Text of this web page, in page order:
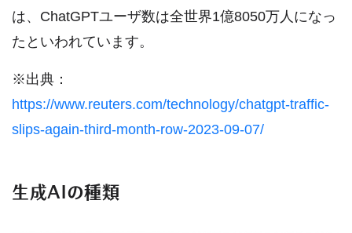
は、ChatGPTユーザ数は全世界1億8050万人になっ
たといわれています。
※出典：
https://www.reuters.com/technology/chatgpt-traffic-
slips-again-third-month-row-2023-09-07/
生成AIの種類